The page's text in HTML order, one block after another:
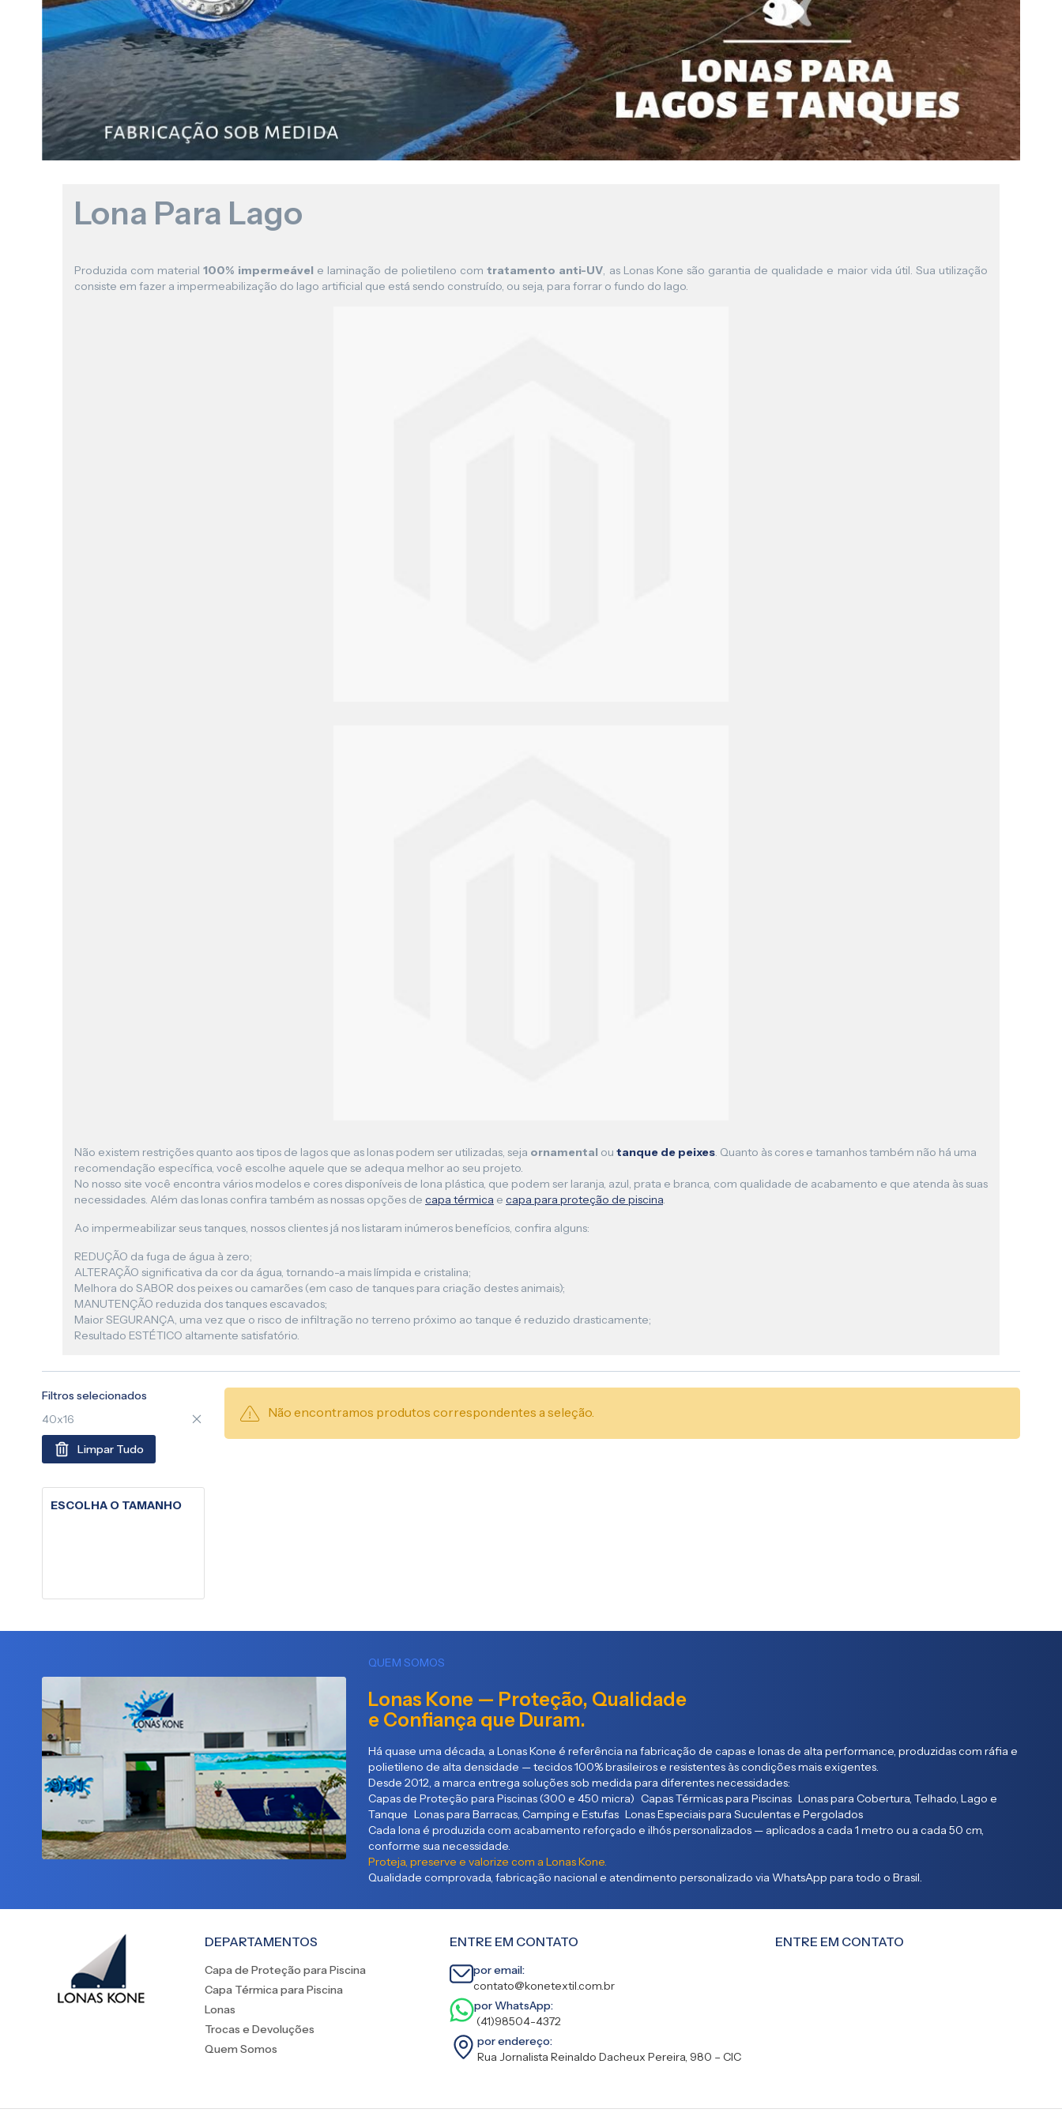
Lona para Pergolado
Lona Para Lago
Produzida com material100% impermeável e laminação de polietileno comtratamento anti-UV, as Lonas Kone são garantia de qualidade e maior vida útil. Sua utilização
consiste em fazer a impermeabilização do lago artificial que está sendo construído, ou seja, para forrar o fundo do lago.
Não existem restrições quanto aos tipos de lagos que as lonas podem ser utilizadas, seja ornamental ou tanque de peixes. Quanto às cores e tamanhos também não há uma
recomendação específica, você escolhe aquele que se adequa melhor ao seu projeto.
No nosso site você encontra vários modelos e cores disponíveis de lona plástica, que podem ser laranja, azul, prata e branca, com qualidade de acabamento e que atenda às suas
necessidades. Além das lonas confira também as nossas opções de capa térmica e capa para proteção de piscina.
Ao impermeabilizar seus tanques, nossos clientes já nos listaram inúmeros benefícios, confira alguns:
REDUÇÃO da fuga de água à zero;
ALTERAÇÃO significativa da cor da água, tornando-a mais límpida e cristalina;
Melhora do SABOR dos peixes ou camarões (em caso de tanques para criação destes animais);
MANUTENÇÃO reduzida dos tanques escavados;
Maior SEGURANÇA, uma vez que o risco de infiltração no terreno próximo ao tanque é reduzido drasticamente;
Resultado ESTÉTICO altamente satisfatório.
Não encontramos produtos correspondentes a seleção.
Filtros selecionados
40x16
Limpar Tudo
ESCOLHA O TAMANHO
QUEM SOMOS
Lonas Kone — Proteção, Qualidade
e Confiança que Duram.
Há quase uma década, a Lonas Kone é referência na fabricação de capas e lonas de alta performance, produzidas com ráfia e
polietileno de alta densidade — tecidos 100% brasileiros e resistentes às condições mais exigentes.
Desde 2012, a marca entrega soluções sob medida para diferentes necessidades:
Capas de Proteção para Piscinas (300 e 450 micra) Capas Térmicas para Piscinas Lonas para Cobertura, Telhado, Lago e
Tanque Lonas para Barracas, Camping e Estufas Lonas Especiais para Suculentas e Pergolados
Cada lona é produzida com acabamento reforçado e ilhós personalizados — aplicados a cada 1 metro ou a cada 50 cm,
conforme sua necessidade.
Proteja, preserve e valorize com a Lonas Kone.
Qualidade comprovada, fabricação nacional e atendimento personalizado via WhatsApp para todo o Brasil.
DEPARTAMENTOS
Capa de Proteção para Piscina
Capa Térmica para Piscina
Lonas
Trocas e Devoluções
Quem Somos
ENTRE EM CONTATO
por email:
contato@konetextil.com.br
por WhatsApp:
(41)98504-4372
por endereço:
Rua Jornalista Reinaldo Dacheux Pereira, 980 – CIC
ENTRE EM CONTATO